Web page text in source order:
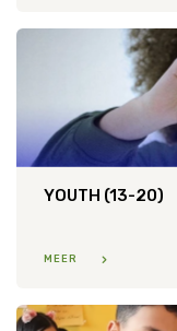
YOUTH (13-20)
MEER